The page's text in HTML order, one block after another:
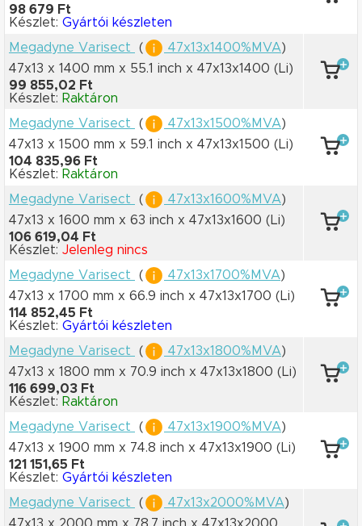
98 679 Ft
Készlet: Gyártói készleten
Megadyne Varisect
( 47x13x1400%MVA)
47x13 x 1400 mm x 55.1 inch x 47x13x1400 (Li)
99 855,02 Ft
Készlet: Raktáron
Megadyne Varisect
( 47x13x1500%MVA)
47x13 x 1500 mm x 59.1 inch x 47x13x1500 (Li)
104 835,96 Ft
Készlet: Raktáron
Megadyne Varisect
( 47x13x1600%MVA)
47x13 x 1600 mm x 63 inch x 47x13x1600 (Li)
106 619,04 Ft
Készlet: Jelenleg nincs
Megadyne Varisect
( 47x13x1700%MVA)
47x13 x 1700 mm x 66.9 inch x 47x13x1700 (Li)
114 852,45 Ft
Készlet: Gyártói készleten
Megadyne Varisect
( 47x13x1800%MVA)
47x13 x 1800 mm x 70.9 inch x 47x13x1800 (Li)
116 699,03 Ft
Készlet: Raktáron
Megadyne Varisect
( 47x13x1900%MVA)
47x13 x 1900 mm x 74.8 inch x 47x13x1900 (Li)
121 151,65 Ft
Készlet: Gyártói készleten
Megadyne Varisect
( 47x13x2000%MVA)